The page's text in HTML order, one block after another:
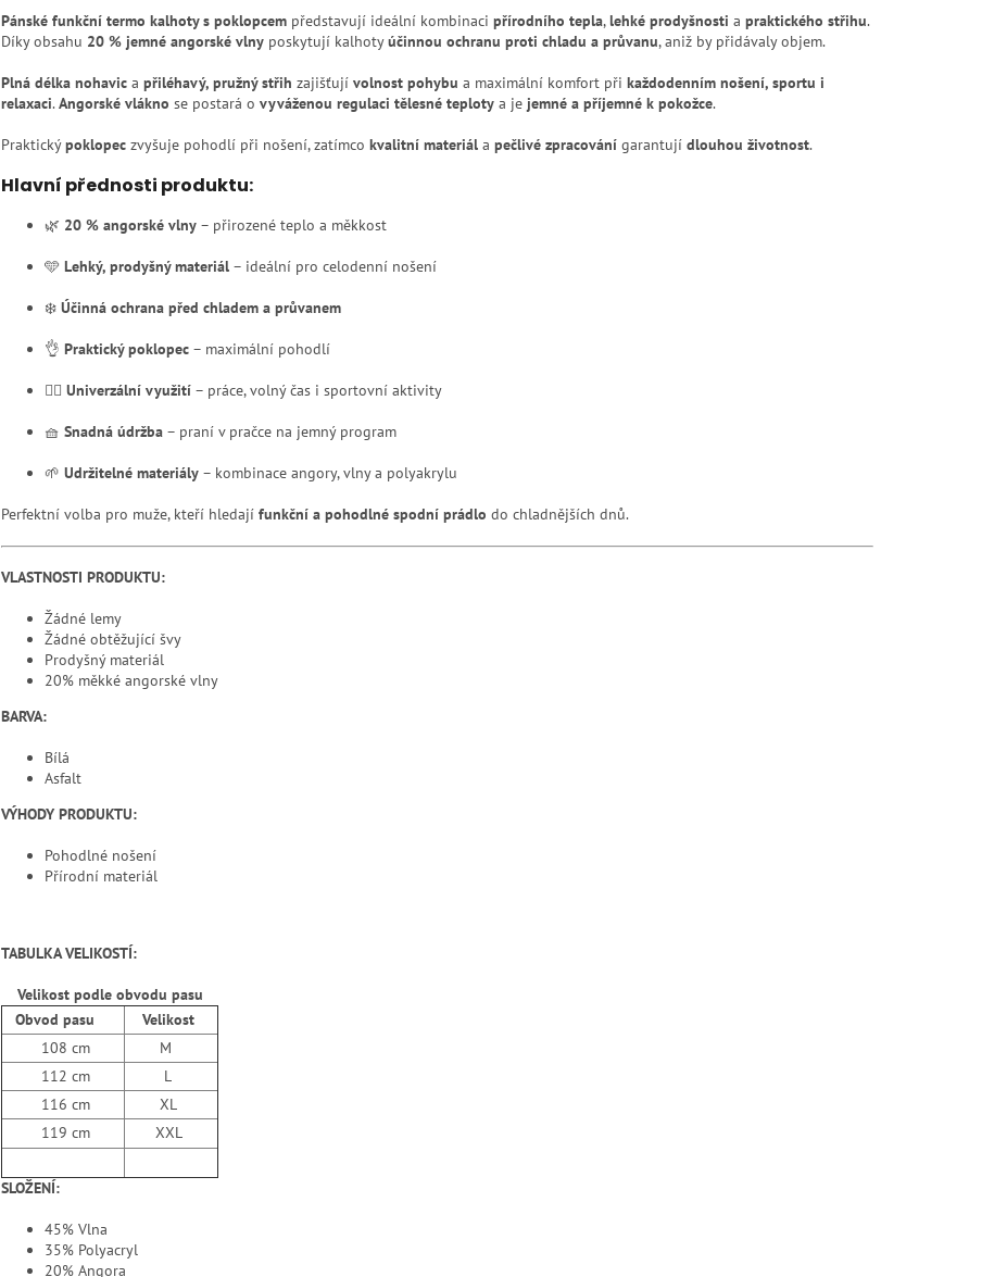
Pánské funkční termo kalhoty s poklopcem představují ideální kombinaci přírodního tepla,lehké prodyšnosti a praktického střihu.
Díky obsahu 20 % jemné angorské vlny poskytují kalhotyúčinnou ochranu proti chladu a průvanu, aniž by přidávaly objem.
Plná délka nohavic a přiléhavý, pružný střih zajišťují volnost pohybu a maximální komfort při každodenním nošení, sportu i
relaxaci.Angorské vlákno se postará o vyváženou regulaci tělesné teploty a je jemné a příjemné k pokožce.
Praktickýpoklopec zvyšuje pohodlí při nošení, zatímco kvalitní materiál a pečlivé zpracování garantují dlouhou životnost.
Hlavní přednosti produktu:
🌿 20 % angorské vlny – přirozené teplo a měkkost
🩵 Lehký, prodyšný materiál – ideální pro celodenní nošení
❄️ Účinná ochrana před chladem a průvanem
👌 Praktický poklopec – maximální pohodlí
🏃‍♂️ Univerzální využití – práce, volný čas i sportovní aktivity
🧺 Snadná údržba – praní v pračce na jemný program
🌱 Udržitelné materiály – kombinace angory, vlny a polyakrylu
Perfektní volba pro muže, kteří hledají funkční a pohodlné spodní prádlo do chladnějších dnů.
VLASTNOSTI PRODUKTU:
Žádné lemy
Žádné obtěžující švy
Prodyšný materiál
20% měkké angorské vlny
BARVA:
Bílá
Asfalt
VÝHODY PRODUKTU:
Pohodlné nošení
Přírodní materiál
TABULKA VELIKOSTÍ:
Velikost podle obvodu pasu
Obvod pasu
Velikost
108 cm
M
112 cm
L
116 cm
XL
119 cm
XXL
SLOŽENÍ:
45% Vlna
35% Polyacryl
20% Angora